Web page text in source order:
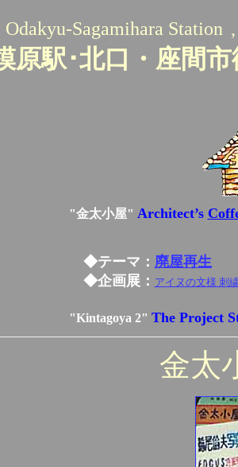
Sagamihara Station
原駅･北口・座間
"金太小屋" Architect’s
◆テーマ： 廃屋再生
◆企画展： アイヌの文様 刺
"Kintagoya 2" The Project
金太